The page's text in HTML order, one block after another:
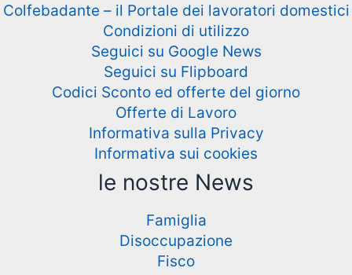
Colfebadante – il Portale dei lavoratori domestici
Condizioni di utilizzo
Seguici su Google News
Seguici su Flipboard
Codici Sconto ed offerte del giorno
Offerte di Lavoro
Informativa sulla Privacy
Informativa sui cookies
le nostre News
Famiglia
Disoccupazione
Fisco